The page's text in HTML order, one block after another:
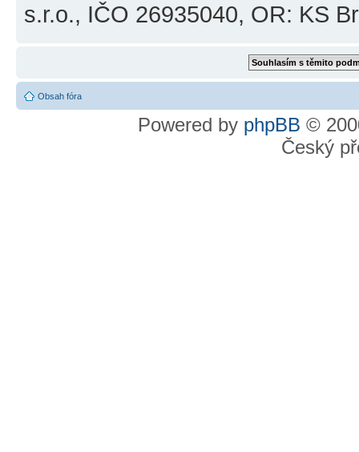
s.r.o., IČO 26935040, OR: KS
Obsah fóra
Powered by phpBB ©
Český